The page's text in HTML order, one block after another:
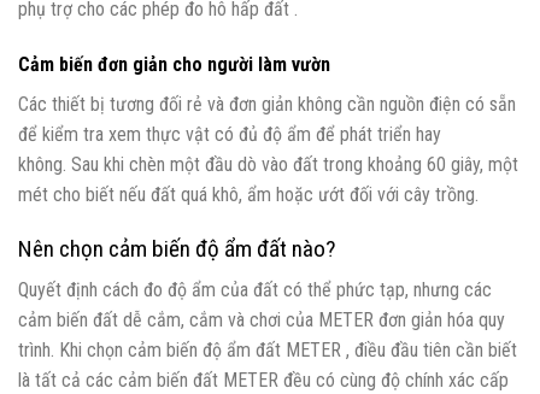
phụ trợ cho các phép đo hô hấp đất .
Cảm biến đơn giản cho người làm vườn
Các thiết bị tương đối rẻ và đơn giản không cần nguồn điện có sẵn
để kiểm tra xem thực vật có đủ độ ẩm để phát triển hay
không. Sau khi chèn một đầu dò vào đất trong khoảng 60 giây, một
mét cho biết nếu đất quá khô, ẩm hoặc ướt đối với cây trồng.
Nên chọn cảm biến độ ẩm đất nào?
Quyết định cách đo độ ẩm của đất có thể phức tạp, nhưng các
cảm biến đất dễ cắm, cắm và chơi của METER đơn giản hóa quy
trình. Khi chọn cảm biến độ ẩm đất METER , điều đầu tiên cần biết
là tất cả các cảm biến đất METER đều có cùng độ chính xác cấp